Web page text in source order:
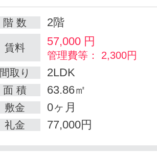
階 数 2階
賃料 57,000 円
管理費等： 2,300円
間取り
2LDK
面 積 63.86㎡
敷金 0ヶ月
礼金 77,000円